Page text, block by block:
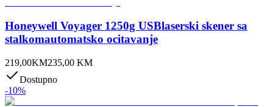
Honeywell Voyager 1250g USBlaserski skener sa
stalkomautomatsko ocitavanje
219,00KM235,00 KM
Dostupno
-10%